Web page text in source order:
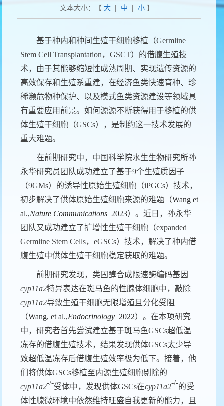
文本大小：【 大| 中 | 小】
基于种内和种间生殖干细胞移植（Germline
Stem Cell Transplantation， GSCT）的借腹生殖技
术，由于其能够缩短性成熟周期、实现遗传资源的
高效保存和生殖系重建，在经济鱼类快速育种、珍
稀濒危物种保护、以及模式鱼类资源建设等领域具
有重要应用前景。如何源源不断获得用于移植的供
体生殖干细胞（GSCs），是制约这一技术发展的
重大难题。
在前期研究中，中国科学院水生生物研究所孙
永华研究员团队成功建立了基于9个生殖质因子
（9GMs）的诱导性原始生殖细胞（iPGCs）技术，
初步解决了供体原始生殖细胞来源的难题（Wang et
al.,Nature Communications 2023）。近日，孙永华
团队又成功建立了扩增性生殖干细胞（expanded
Germline Stem Cells， eGSCs）技术，解决了种内借
腹生殖中供体生殖干细胞稳定获取的难题。
前期研究发现，类固醇合成限速酶编码基因
cyp11a2特异表达在斑马鱼的性腺体细胞中，敲除
cyp11a2导致生殖干细胞无限增殖且分化受阻
（Wang, et al.,Endocrinology 2022） 。 在本项研究
中，研究者首先尝试建立基于斑马鱼GSCs超低温
冻存的借腹生殖技术，结果发现供体GSCs太少导
致超低温冻存后借腹生殖效率极为低下。接着，他
们将供体GSCs移植 至内源生殖细胞剔除的
cyp11a2-/-受体中，发现供体GSCs在cyp11a2-/-的受
体性腺微环境中依然维持旺盛自我更新的能力，且